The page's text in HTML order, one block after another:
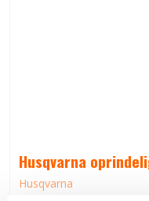
Husqvarna
Husqvarna